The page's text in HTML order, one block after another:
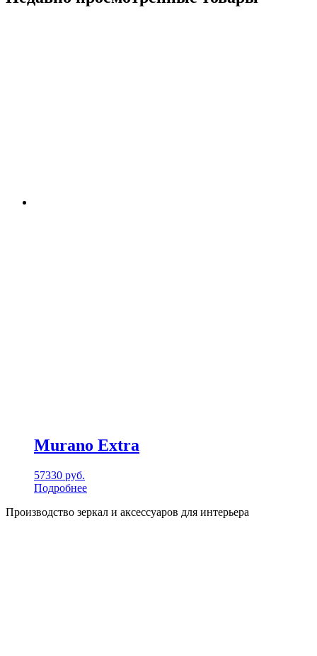
Murano Extra
57330 руб.
Подробнее
Производство зеркал и аксессуаров для интерьера